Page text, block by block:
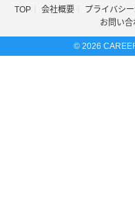
TOP 会社概要 プライバシ
お問い合
© 2026